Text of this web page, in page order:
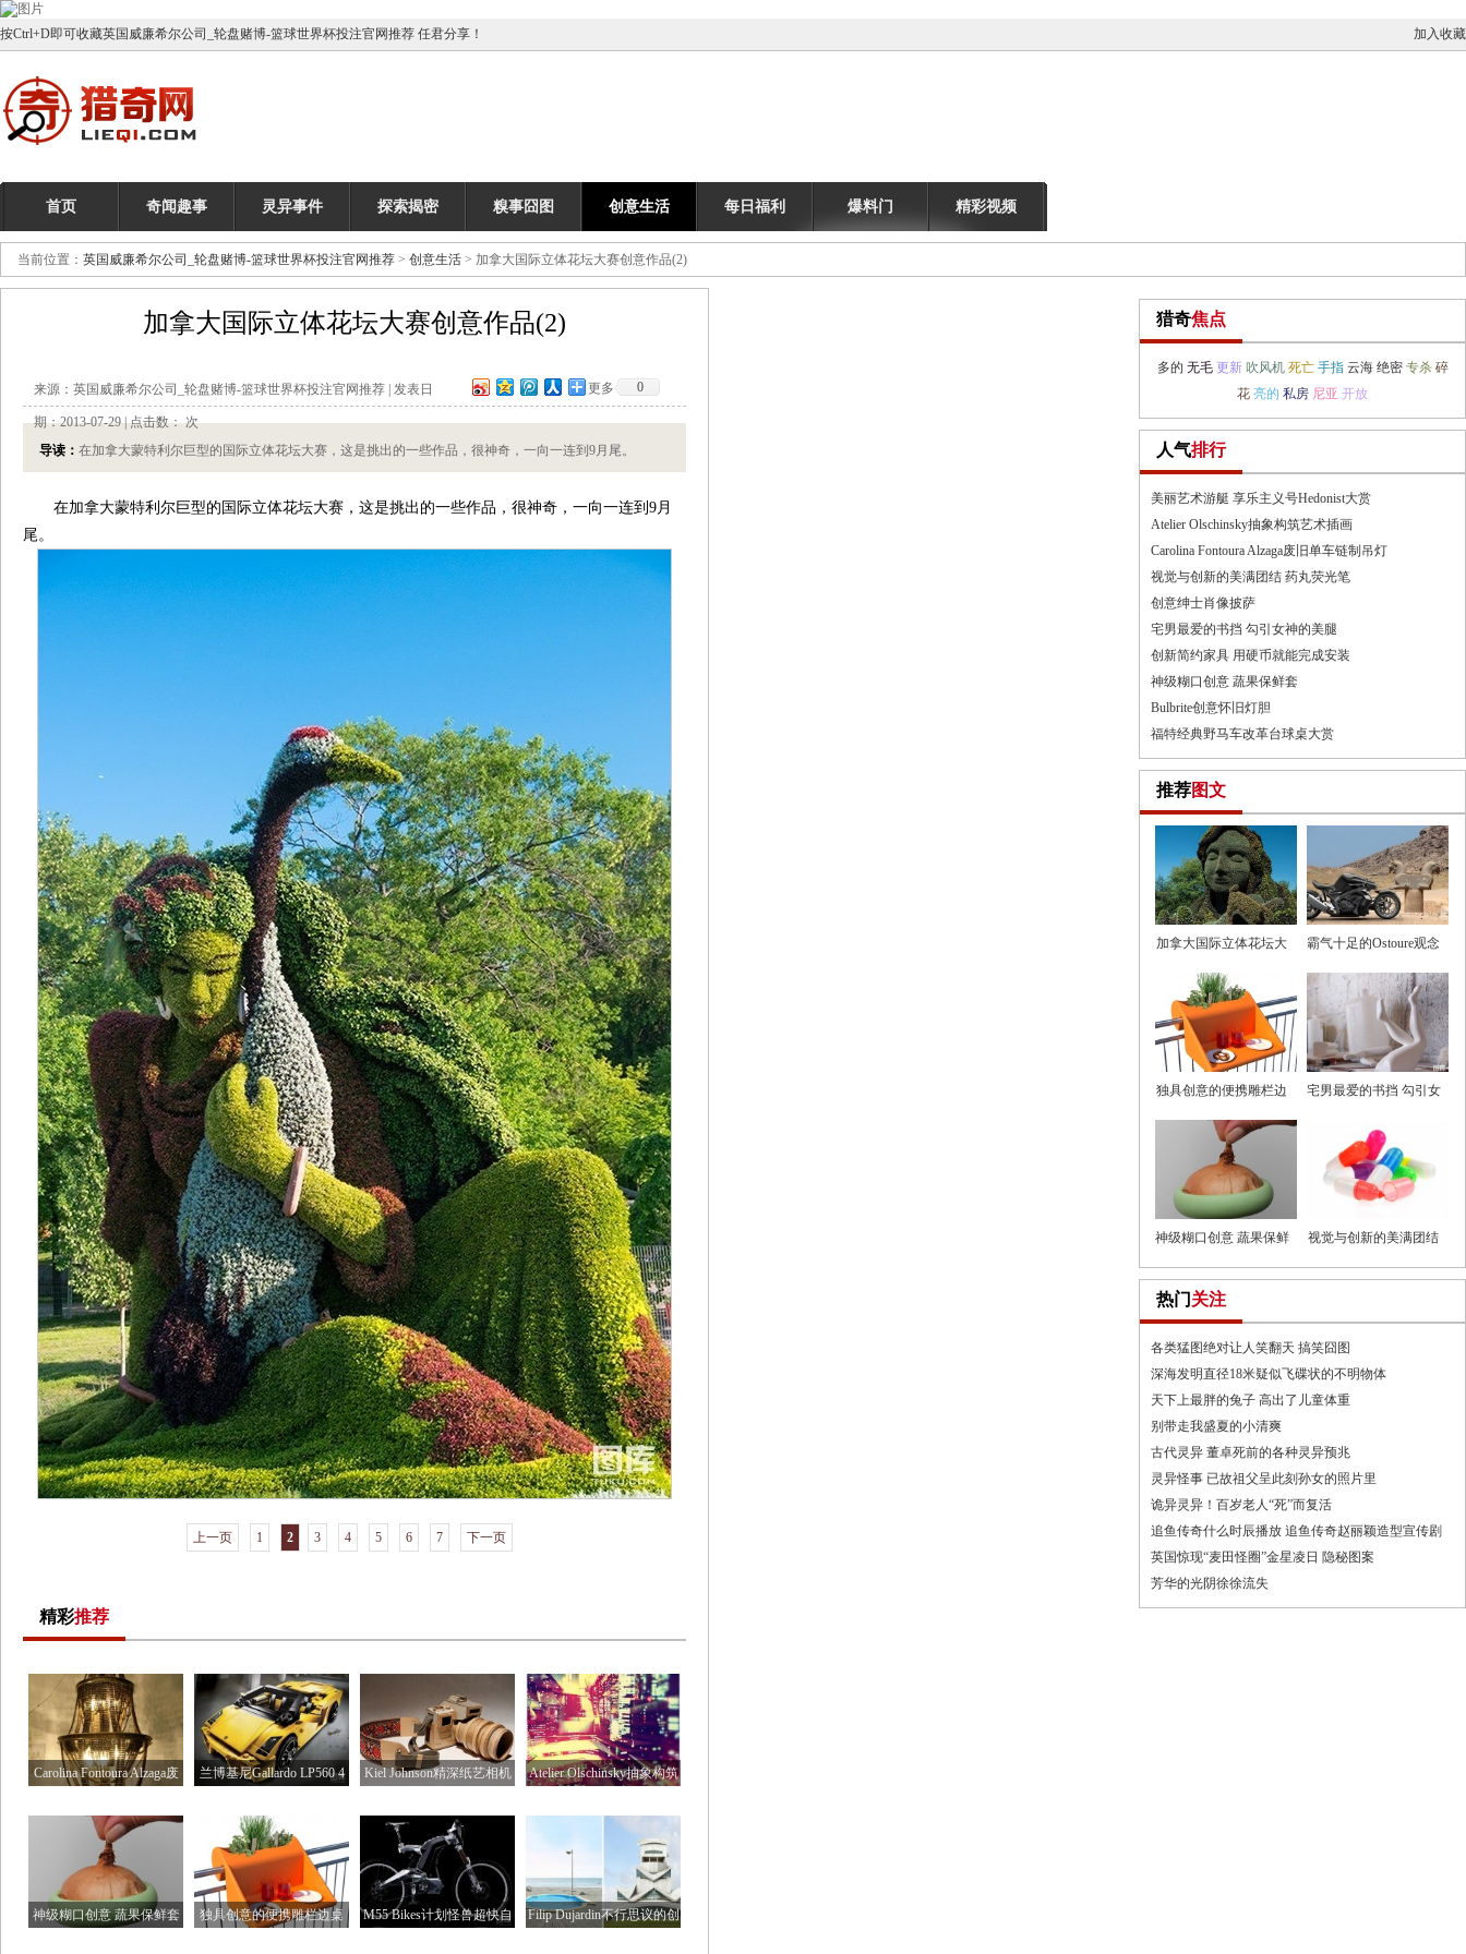
按Ctrl+D即可收藏英国威廉希尔公司_轮盘赌博-篮球世界杯投注官网推荐 任君分享！ 加入收藏
首页 奇闻趣事 灵异事件 探索揭密 糗事囧图 创意生活 每日福利 爆料门 精彩视频
当前位置： 英国威廉希尔公司_轮盘赌博-篮球世界杯投注官网推荐 > 创意生活 > 加拿大国际立体花坛大赛创意作品(2)
加拿大国际立体花坛大赛创意作品(2)
来源：英国威廉希尔公司_轮盘赌博-篮球世界杯投注官网推荐 | 发表日
期：2013-07-29 | 点击数：次
更多 0
导读： 在加拿大蒙特利尔巨型的国际立体花坛大赛，这是挑出的一些作品，很神奇，一向一连到9月尾。
在加拿大蒙特利尔巨型的国际立体花坛大赛，这是挑出的一些作品，很神奇，一向一连到9月
尾。
上一页 1 2 3 4 5 6 7 下一页
精彩推荐
Carolina Fontoura Alzaga废
兰博基尼Gallardo LP560 4
Kiel Johnson精深纸艺相机
Atelier Olschinsky抽象构筑
神级糊口创意 蔬果保鲜套 独具创意的便携雕栏边桌
M55 Bikes计划怪兽超快自
Filip Dujardin不行思议的创
猎奇焦点
多的 无毛 更新 吹风机 死亡 手指 云海 绝密 专杀 碎
花 亮的 私房 尼亚 开放
人气排行
美丽艺术游艇 享乐主义号Hedonist大赏
Atelier Olschinsky抽象构筑艺术插画
Carolina Fontoura Alzaga废旧单车链制吊灯
视觉与创新的美满团结 药丸荧光笔
创意绅士肖像披萨
宅男最爱的书挡 勾引女神的美腿
创新简约家具 用硬币就能完成安装
神级糊口创意 蔬果保鲜套
Bulbrite创意怀旧灯胆
福特经典野马车改革台球桌大赏
推荐图文
加拿大国际立体花坛大
赛创意
霸气十足的Ostoure观念
摩托
独具创意的便携雕栏边
桌
宅男最爱的书挡 勾引女
神级糊口创意 蔬果保鲜
套
视觉与创新的美满团结
药丸
热门 关注
各类猛图绝对让人笑翻天 搞笑囧图
深海发明直径18米疑似飞碟状的不明物体
天下上最胖的兔子 高出了儿童体重
别带走我盛夏的小清爽
古代灵异 董卓死前的各种灵异预兆
灵异怪事 已故祖父呈此刻孙女的照片里
诡异灵异！百岁老人“死”而复活
追鱼传奇什么时辰播放 追鱼传奇赵丽颖造型宣传剧
英国惊现“麦田怪圈”金星凌日 隐秘图案
芳华的光阴徐徐流失